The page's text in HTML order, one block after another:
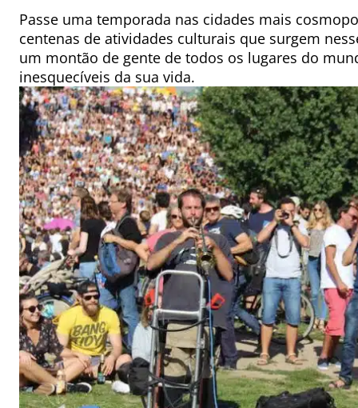
Passe uma temporada nas cidades mais
centenas de atividades culturais que surgem
um montão de gente de todos os lugares do
inesquecíveis da sua vida.